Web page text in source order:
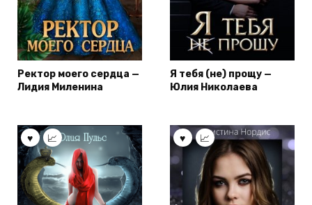
Ректор моего сердца —
Лидия Миленина
Я тебя (не) прощу —
Юлия Николаева